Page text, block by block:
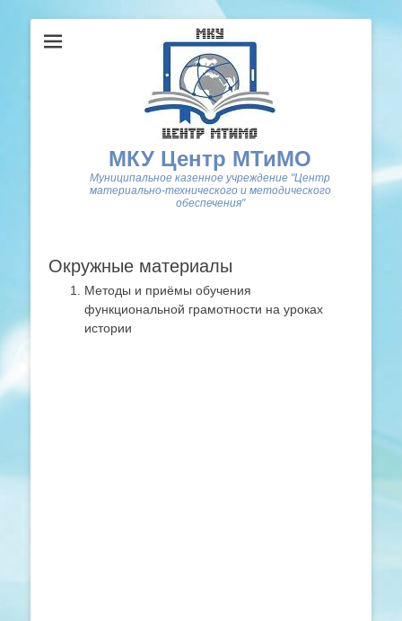
МКУ Центр МТиМО
Муниципальное казенное учреждение "Центр
материально-технического и методического
обеспечения"
Окружные материалы
Методы и приёмы обучения
функциональной грамотности на уроках
истории